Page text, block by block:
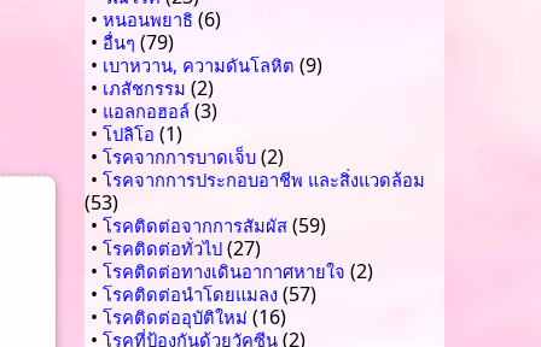
• หนอนพยาธิ (6)
• อื่นๆ (79)
• เบาหวาน, ความดันโลหิต (9)
• เภสัชกรรม (2)
• แอลกอฮอล์ (3)
• โปลิโอ (1)
• โรคจากการบาดเจ็บ (2)
• โรคจากการประกอบอาชีพ และสิ่งแวดล้อม
(53)
• โรคติดต่อจากการสัมผัส (59)
• โรคติดต่อทั่วไป (27)
• โรคติดต่อทางเดินอากาศหายใจ (2)
• โรคติดต่อนำโดยแมลง (57)
• โรคติดต่ออุบัติใหม่ (16)
• โรคที่ป้องกันด้วยวัคซีน (2)